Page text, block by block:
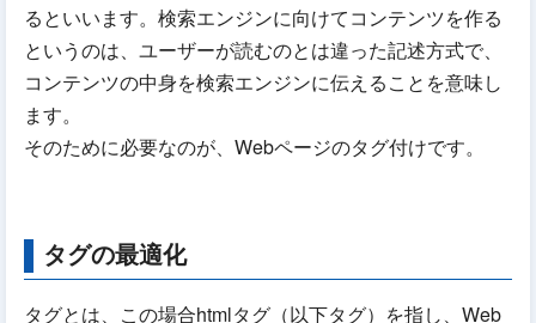
るといいます。検索エンジンに向けてコンテンツを作る
というのは、ユーザーが読むのとは違った記述方式で、
コンテンツの中身を検索エンジンに伝えることを意味し
ます。
そのために必要なのが、Webページのタグ付けです。
タグの最適化
タグとは、この場合htmlタグ（以下タグ）を指し、Web